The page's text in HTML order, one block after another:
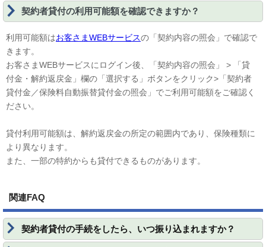
契約者貸付の利用可能額を確認できますか？
利用可能額はお客さまWEBサービスの「契約内容の照会」で確認で
きます。
お客さまWEBサービスにログイン後、「契約内容の照会」 > 「貸
付金・解約返戻金」欄の「選択する」ボタンをクリック>「契約者
貸付金／保険料自動振替貸付金の照会」でご利用可能額をご確認く
ださい。
貸付利用可能額は、解約返戻金の所定の範囲内であり、保険種類に
より異なります。
また、一部の特約からも貸付できるものがあります。
関連FAQ
契約者貸付の手続をしたら、いつ振り込まれますか？